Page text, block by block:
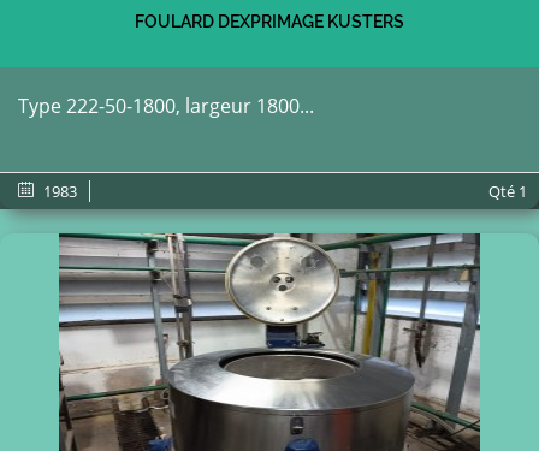
FOULARD DEXPRIMAGE KUSTERS
Type 222-50-1800, largeur 1800...
1983 Qté 1